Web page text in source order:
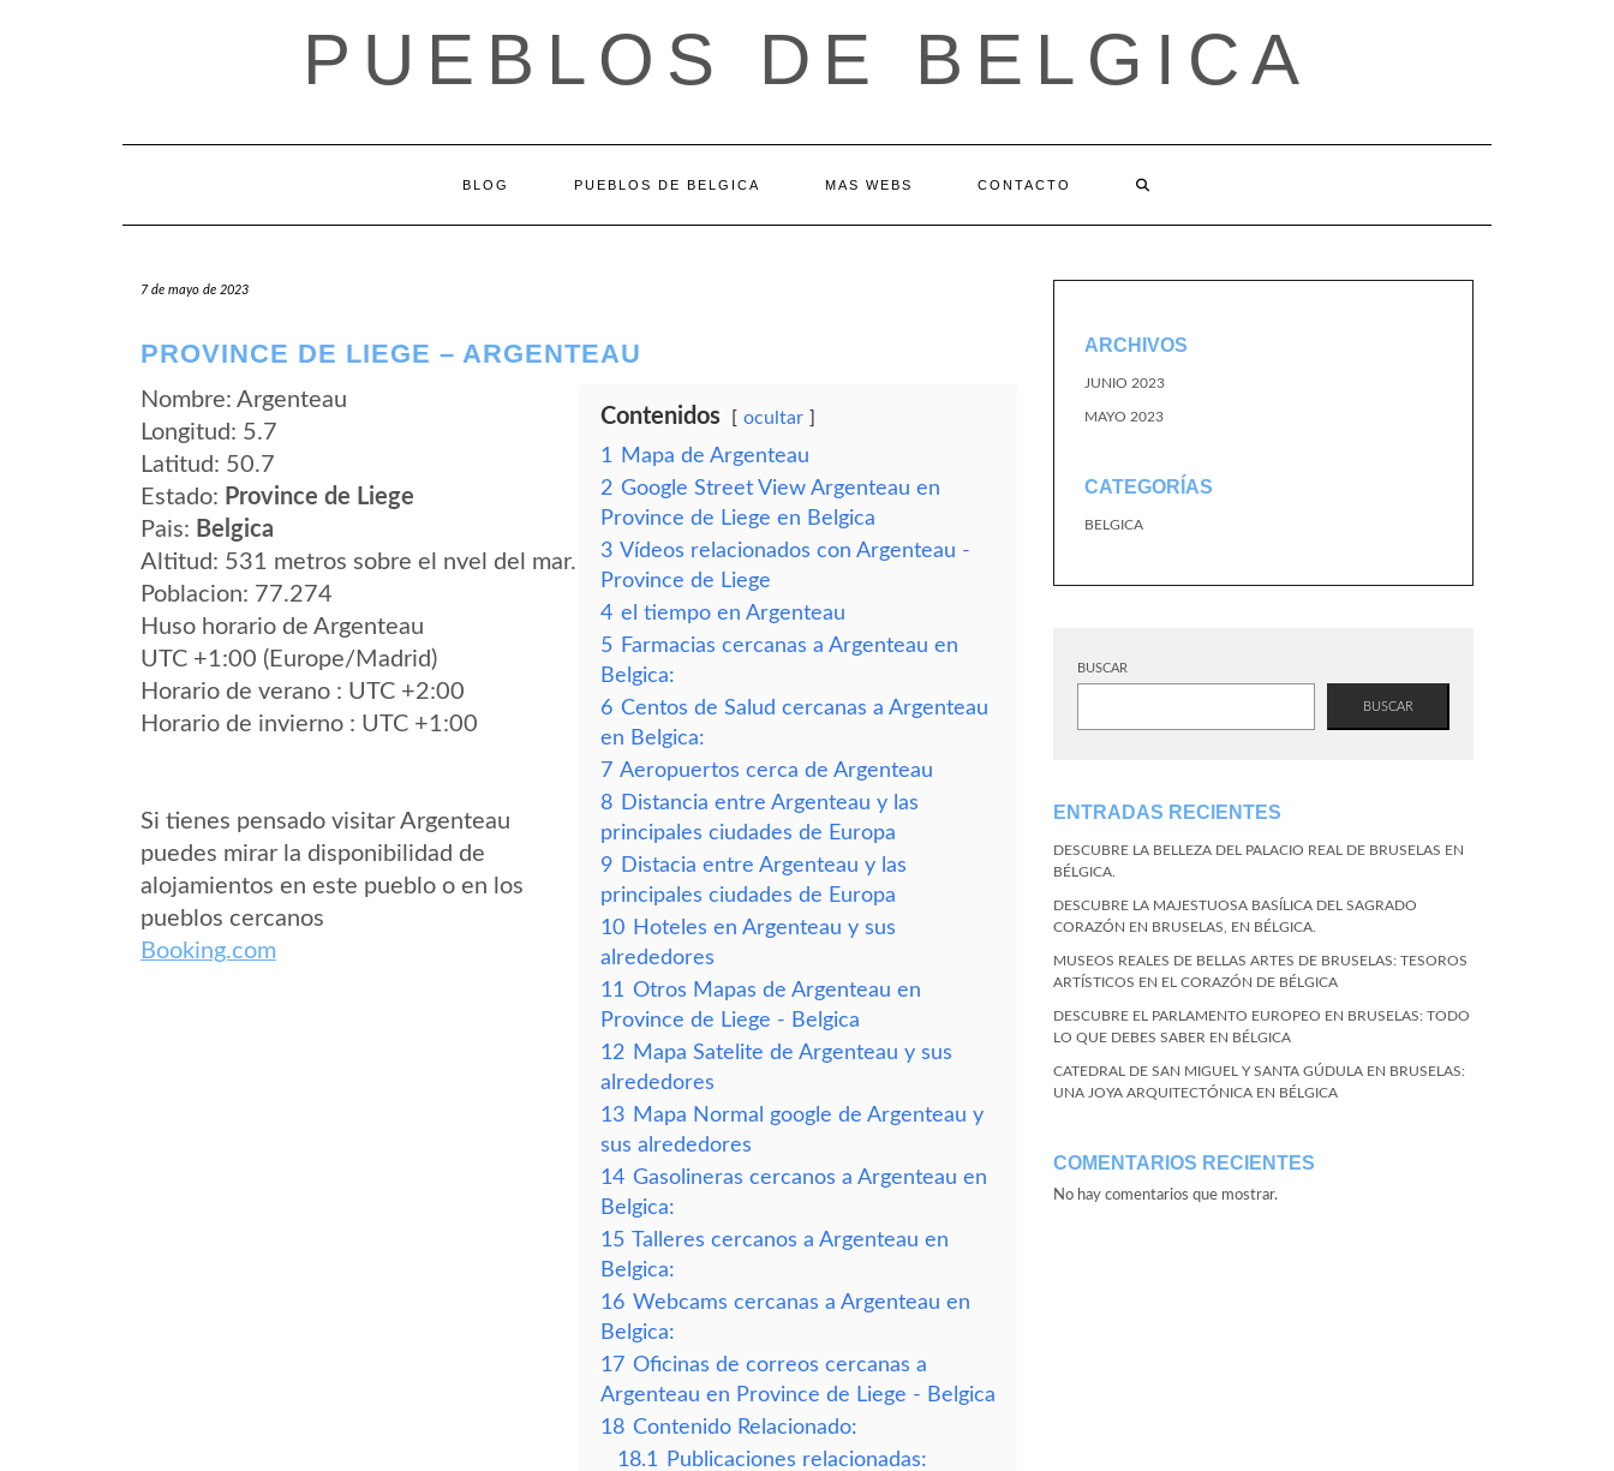
PUEBLOS DE BELGICA
BLOG PUEBLOS DE BELGICA MAS WEBS CONTACTO
7 de mayo de 2023
PROVINCE DE LIEGE – ARGENTEAU
Nombre: Argenteau
Longitud: 5.7
Latitud: 50.7
Estado: Province de Liege
Pais: Belgica
Altitud: 531 metros sobre el nvel del mar.
Poblacion: 77.274
Huso horario de Argenteau
UTC +1:00 (Europe/Madrid)
Horario de verano : UTC +2:00
Horario de invierno : UTC +1:00
Si tienes pensado visitar Argenteau
puedes mirar la disponibilidad de
alojamientos en este pueblo o en los
pueblos cercanos
Booking.com
Contenidos ocultar
1
Mapa de Argenteau
2 Google Street View Argenteau en
Province de Liege en Belgica
3 Vídeos relacionados con Argenteau -
Province de Liege
4 el tiempo en Argenteau
5 Farmacias cercanas a Argenteau en
Belgica:
6 Centos de Salud cercanas a Argenteau
en Belgica:
7 Aeropuertos cerca de Argenteau
8 Distancia entre Argenteau y las
principales ciudades de Europa
9 Distacia entre Argenteau y las
principales ciudades de Europa
10 Hoteles en Argenteau y sus
alrededores
11 Otros Mapas de Argenteau en
Province de Liege - Belgica
12 Mapa Satelite de Argenteau y sus
alrededores
13 Mapa Normal google de Argenteau y
sus alrededores
14 Gasolineras cercanos a Argenteau en
Belgica:
15 Talleres cercanos a Argenteau en
Belgica:
16 Webcams cercanas a Argenteau en
Belgica:
17 Oficinas de correos cercanas a
Argenteau en Province de Liege - Belgica
18 Contenido Relacionado:
18.1
Publicaciones relacionadas:
ARCHIVOS
JUNIO 2023
MAYO 2023
CATEGORÍAS
BELGICA
BUSCAR
BUSCAR
ENTRADAS RECIENTES
DESCUBRE LA BELLEZA DEL PALACIO REAL DE BRUSELAS EN
BÉLGICA.
DESCUBRE LA MAJESTUOSA BASÍLICA DEL SAGRADO
CORAZÓN EN BRUSELAS, EN BÉLGICA.
MUSEOS REALES DE BELLAS ARTES DE BRUSELAS: TESOROS
ARTÍSTICOS EN EL CORAZÓN DE BÉLGICA
DESCUBRE EL PARLAMENTO EUROPEO EN BRUSELAS: TODO
LO QUE DEBES SABER EN BÉLGICA
CATEDRAL DE SAN MIGUEL Y SANTA GÚDULA EN BRUSELAS:
UNA JOYA ARQUITECTÓNICA EN BÉLGICA
COMENTARIOS RECIENTES
No hay comentarios que mostrar.